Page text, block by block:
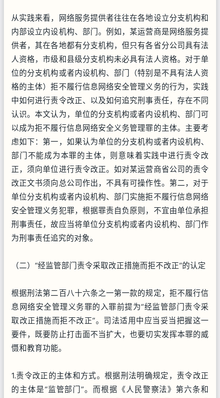
从实践来看，网络服务提供者往往在各地设立分支机构和
内部设立内设机构、部门。例如，某运营商是网络服务提
供者，其在各地都有分支机构，但只有各省分公司具有法
人资格，市级和县级分支机构未必具有法人资格。对于单
位的分支机构或者内设机构、部门（特别是不具有法人资
格的主体）拒不履行信息网络安全管理义务的行为，实践
中如何进行责令改正、以及如何追究刑事责任，存在不同
认识。本文认为，单位的分支机构或者内设机构、部门可
以成为拒不履行信息网络安全义务管理罪的主体。主要考
虑如下：第一，如果认为单位的分支机构或者内设机构、
部门不能成为本罪的主体，则意味着实践中进行责令改
正，须向单位进行责令改正。如对某运营商省公司的责令
改正文书须向总公司作出，不具有可操作性。第二，对于
单位分支机构或者内设机构、部门实施拒不履行信息网络
安全管理义务犯罪，根据罪责自负原则，不宜由单位承担
刑事责任，故应当将单位分支机构或者内设机构、部门作
为刑事责任追究的对象。
（二）“经监管部门责令采取改正措施而拒不改正”的认定
根据刑法第二百八十六条之一第一款的规定，拒不履行信
息网络安全管理义务罪的入罪前提为“经监管部门责令采
取改正措施而拒不改正”。司法适用中应当妥当把握这一
要件，既要防止打击面不当扩大，也要切实发挥本罪的威
慑和教育功能。
1.责令改正的主体和方式。根据刑法明确规定，责令改正
的主体是“监管部门”。而根据《人民警察法》第六条和